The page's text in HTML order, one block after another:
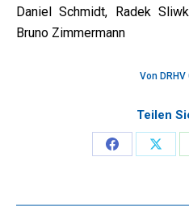
Daniel Schmidt, Radek
Bruno Zimmermann
Von DRHV
Teilen
Share
Facebook
X